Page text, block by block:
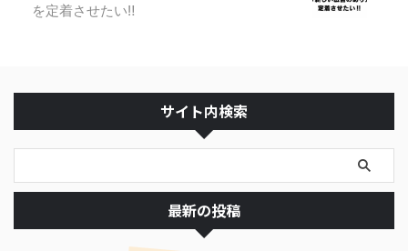
を定着させたい‼︎
サイト内検索
最新の投稿